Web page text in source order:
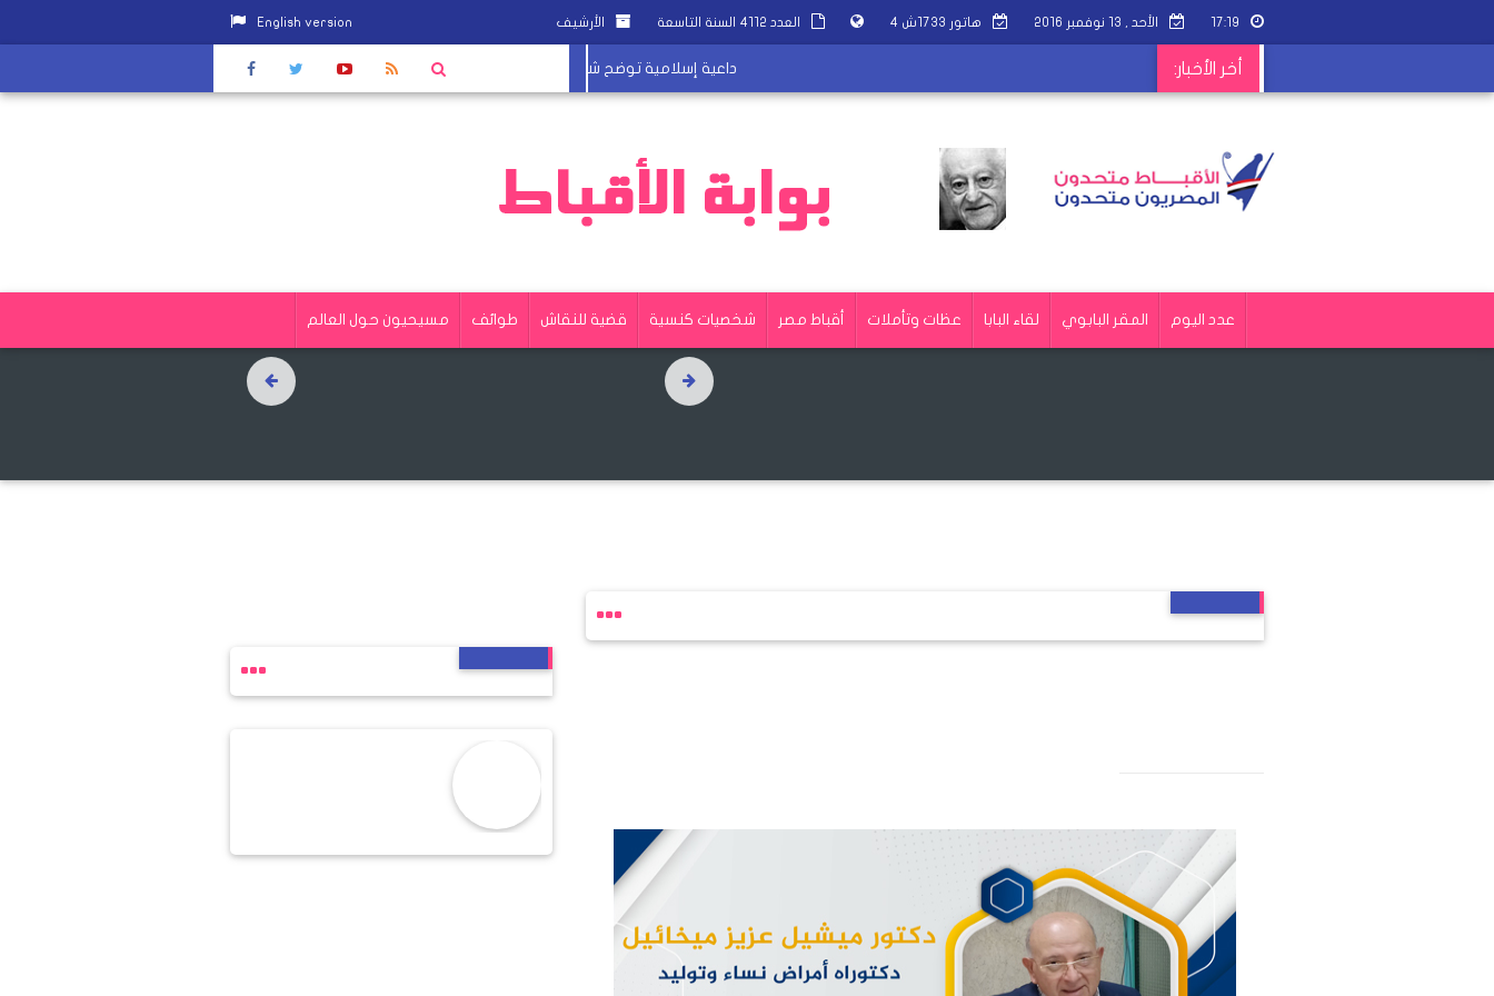
١٧:١٩ الأحد , ١٣ نوفمبر ٢٠١٦ هاتور ١٧٣٣ش ٤ العدد ٤١١٢ السنة التاسعة الأرشيف English version
أخر الأخبار: داعية إسلامية توضح شروط استخدام وصلات الشعر | عبور 42 سفينة قناة السويس بحمولة 2 مليون و500 ألف طن
عدد اليوم المقر البابوي لقاء البابا عظات وتأملات أقباط مصر شخصيات كنسية قضية للنقاش طوائف مسيحيون حول العالم